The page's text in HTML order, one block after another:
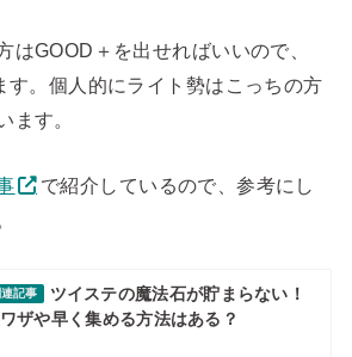
はGOOD＋を出せればいいので、
す。個人的にライト勢はこっちの方
ます。
で紹介しているので、参考にし
連記事
ツイステの魔法石が貯まらない！
ザや早く集める方法はある？